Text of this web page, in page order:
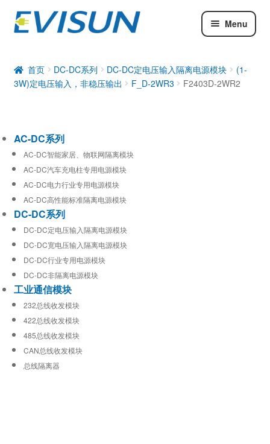
Menu
DC-DC系列
工业通信模块
首页 DC-DC系列 DC-DC定电压输入隔离电源模块
(1-
3W)定电压输入，非稳压输出
F_D-2WR3 F2403D-2WR2
AC-DC系列
AC-DC智能家居、物联网隔离模块
AC-DC汽车充电柱专用电源模块
AC-DC电力行业专用电源模块
AC-DC高性能标准隔离电源模块
DC-DC系列
DC-DC定电压输入隔离电源模块
DC-DC宽电压输入隔离电源模块
DC-DC行业专用电源模块
DC-DC非隔离电源模块
工业通信模块
232总线收发模块
422总线收发模块
485总线收发模块
CAN总线收发模块
总线隔离器